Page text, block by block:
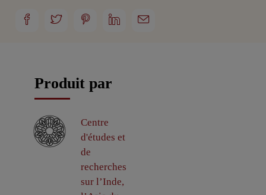
Produit par
Centre
d'études et
de
recherches
sur l’Inde,